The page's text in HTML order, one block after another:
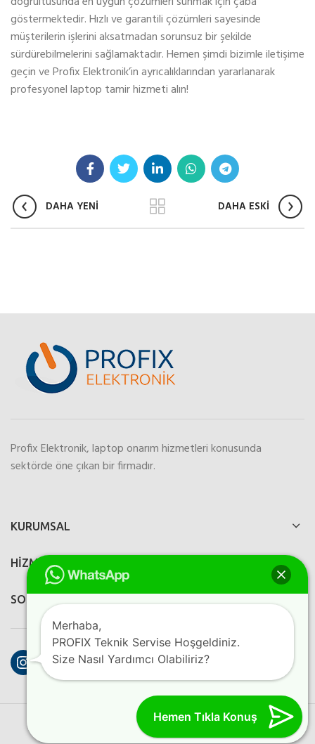
göstermektedir. Hızlı ve garantili çözümleri sayesinde
müşterilerin işlerini aksatmadan sorunsuz bir şekilde
sürdürebilmelerini sağlamaktadır. Hemen şimdi bizimle iletişime
geçin ve Profix Elektronik’in ayrıcalıklarından yararlanarak
profesyonel laptop tamir hizmeti alın!
DAHA YENİ DAHA ESKİ
Profix Elektronik, laptop onarım hizmetleri konusunda
sektörde öne çıkan bir firmadır.
KURUMSAL
HİZMETLERİMİZ
SOSYAL MEDYA
Instagram
Facebook
YouTube
2023 Perfection Dijital AjansKreatif
Programlama
Hemen Tıkla Konuş
Merhaba,
PROFIX Teknik Servise Hoşgeldiniz.
Size Nasıl Yardımcı Olabiliriz?